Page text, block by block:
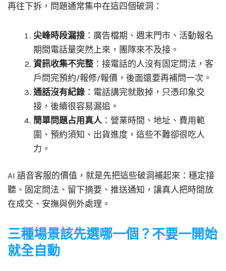
再往下拆，問題通常集中在這四個破洞：
尖峰時段漏接 ：廣告檔期、週末門市、活動報名
期間電話量突然上來，團隊來不及接。
資訊收集不完整 ：接電話的人沒有固定問法，客
戶問完預約/報修/報價，後面還要再補問一次。
通話沒有紀錄 ：電話講完就散掉，只憑印象交
接，後續很容易漏追。
簡單問題占用真人 ：營業時間、地址、費用範
圍、預約須知、出貨進度，這些不難卻很吃人
力。
AI 語音客服的價值，就是先把這些破洞補起來：穩定接
聽、固定問法、留下摘要、推送通知，讓真人把時間放
在成交、安撫與例外處理。
三種場景該先選哪一個？不要一開始
就全自動